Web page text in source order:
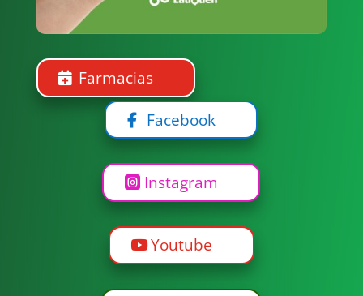
Farmacias
Facebook
Instagram
Youtube